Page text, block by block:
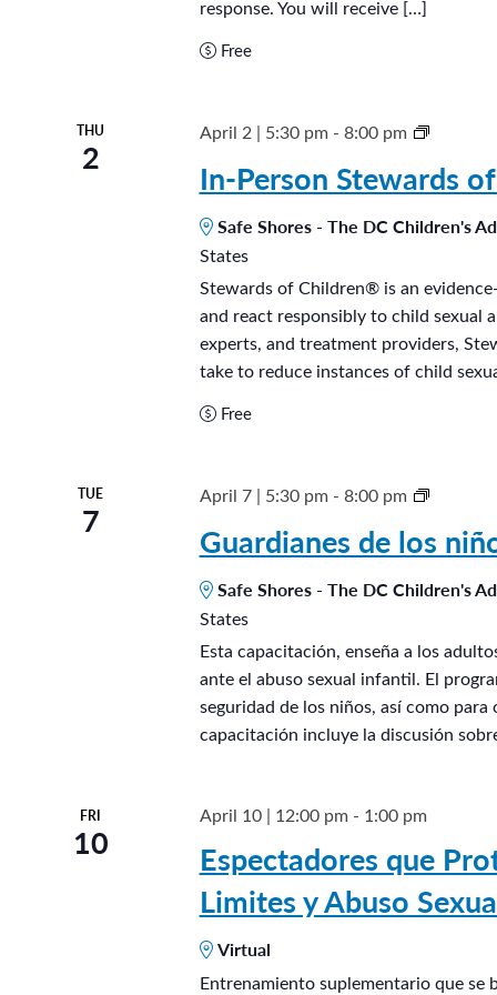
response. You will receive […]
Free
THU
2 In-Person Stewards
April 2 | 5:30 pm- 8:00 pm
S
e
w
r
d
s
h
l
d
e
n
®
Safe Shores - The DC Children's
States
Stewards of Children® is an
and react responsibly to child sexual
experts, and treatment providers,
take to reduce instances of child
Free
TUE
7 Guardianes de los
April 7 | 5:30 pm- 8:00 pm
G
a
r
i
a
n
l
o
n
Safe Shores - The DC Children's
States
Esta capacitación, enseña a los
ante el abuso sexual infantil. El
seguridad de los niños, así como
capacitación incluye la discusión
FRI
10
Espectadores que
Limites y Abuso
April 10 | 12:00 pm- 1:00 pm
Virtual
Entrenamiento suplementario que se